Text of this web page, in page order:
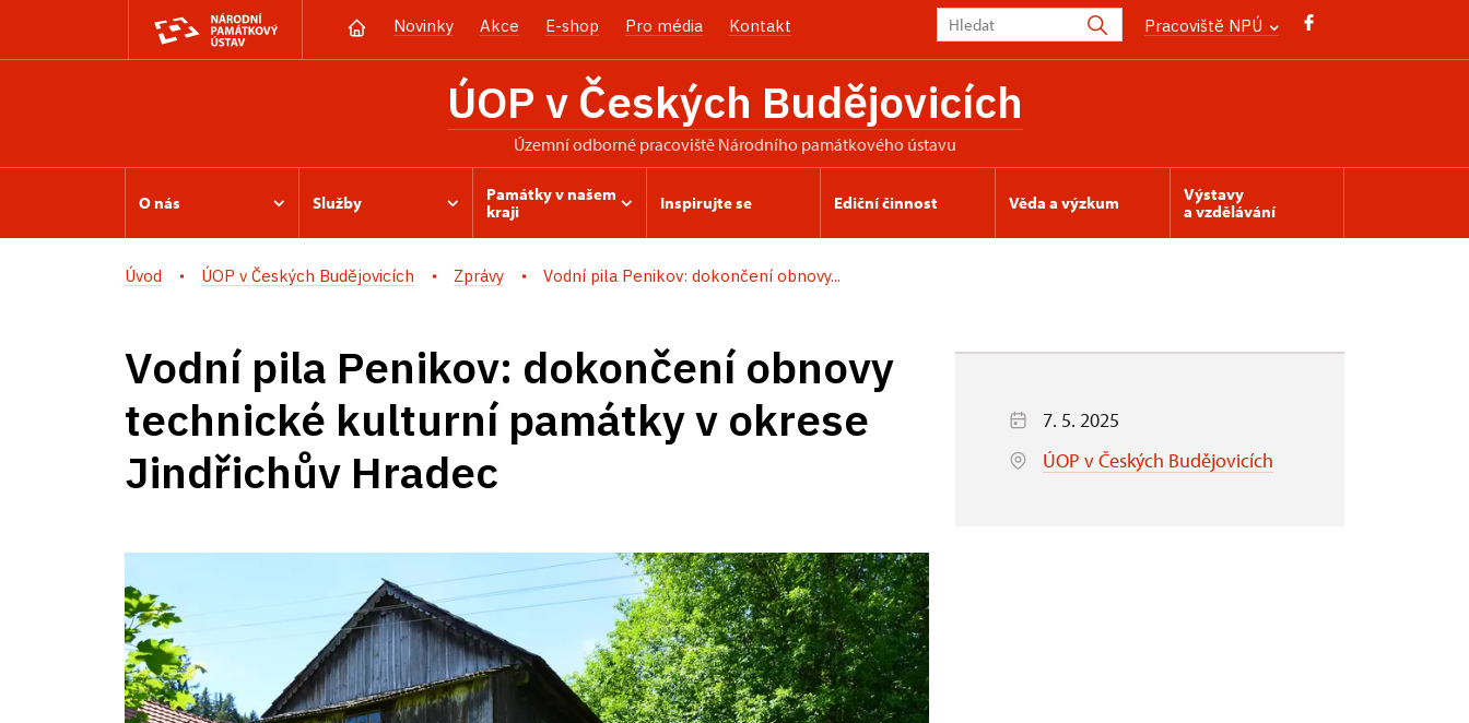
Novinky Akce E-shop Pro média Kontakt Pracoviště NPÚ
ÚOP v Českých Budějovicích
územní odborné pracoviště Národního památkového ústavu
O nás Služby
Památky v našem
kraji
Inspirujte se Ediční činnost Věda a výzkum
Výstavy
a vzdělávání
Úvod ÚOP v Českých Budějovicích Zprávy Vodní pila Penikov: dokončení obnovy...
Vodní pila Penikov: dokončení obnovy
technické kulturní památky v okrese
Jindřichův Hradec
7. 5. 2025
ÚOP v Českých Budějovicích